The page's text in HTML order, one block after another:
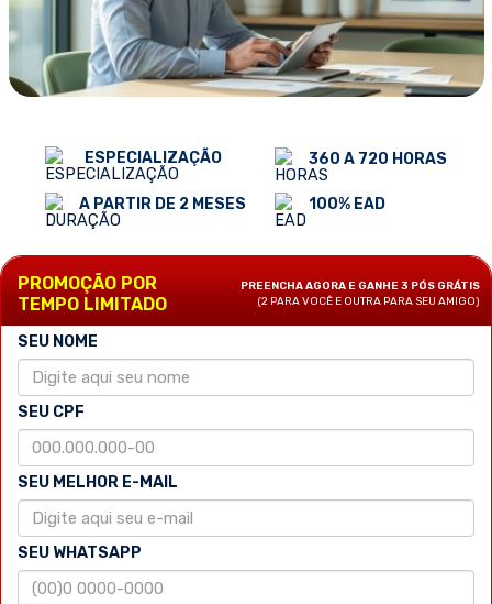
ESPECIALIZAÇÃO
A PARTIR DE 2 MESES
360 A 720 HORAS
100% EAD
PROMOÇÃO POR
TEMPO LIMITADO
PREENCHA AGORA E GANHE 3 PÓS GRÁTIS
(2 PARA VOCÊ E OUTRA PARA SEU AMIGO)
SEU NOME
SEU CPF
SEU MELHOR E-MAIL
SEU WHATSAPP